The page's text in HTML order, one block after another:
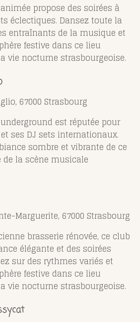
propose des soirées à
éclectiques. Dansez toute la
entraînants de la musique et
festive dans ce lieu
vie nocturne strasbourgeoise.
67000 Strasbourg
est réputée pour
ses DJ sets internationaux.
sombre et vibrante de ce
la scène musicale
Marguerite, 67000 Strasbourg
brasserie rénovée, ce club
élégante et des soirées
sur des rythmes variés et
festive dans ce lieu
vie nocturne strasbourgeoise.